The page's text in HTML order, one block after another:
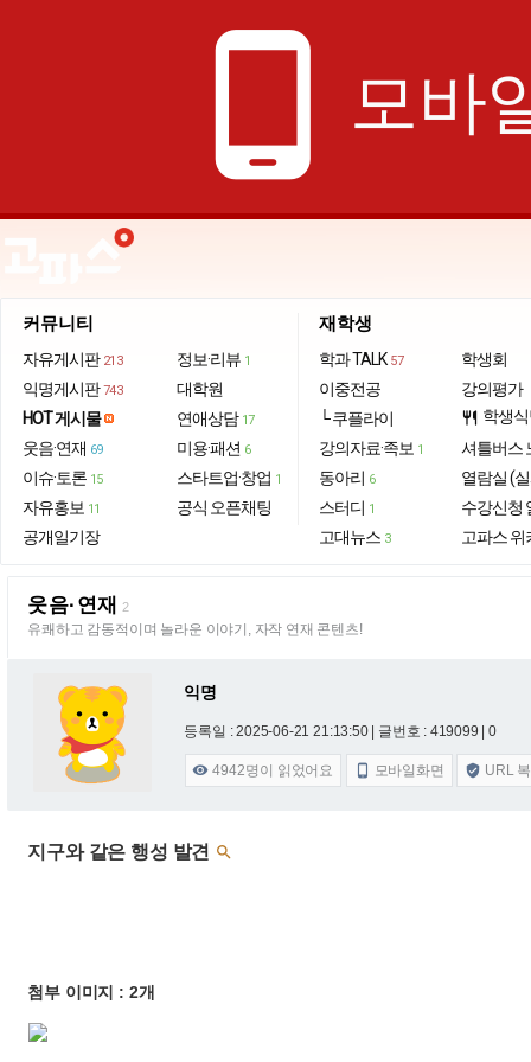
phone_android 모바
커뮤니티
자유게시판 213
익명게시판 743
HOT 게시물
웃음·연재 69
이슈·토론 15
자유홍보 11
공개일기장
정보·리뷰 1
대학원
연애상담 17
미용·패션 6
스타트업·창업 1
공식 오픈채팅
재학생
학과 TALK 57
이중전공
└ 쿠플라이
강의자료·족보 1
동아리 6
스터디 1
고대뉴스 3
학생회
강의평가
restaurant 학생
셔틀버스
열람실 (
수강신청
고파스 위
웃음·연재 2
유쾌하고 감동적이며 놀라운 이야기, 자작 연재 콘텐츠!
익명
등록일 : 2025-06-21 21:13:50 | 글번호 : 419099 | 0
 4942명이 읽었어요  모바일화면  URL
지구와 같은 행성 발견 
첨부 이미지 : 2개